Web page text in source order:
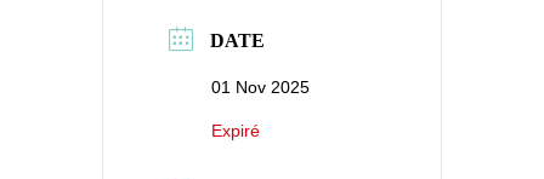
DATE
01 Nov 2025
Expiré